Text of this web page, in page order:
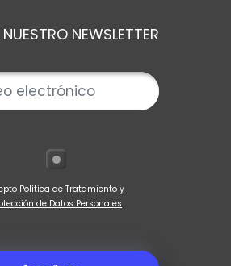
NEWSLETTER
Política de Tratamiento y
de Datos Personales